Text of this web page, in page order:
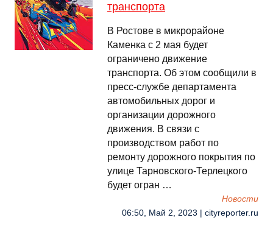
транспорта
В Ростове в микрорайоне
Каменка с 2 мая будет
ограничено движение
транспорта. Об этом сообщили в
пресс-службе департамента
автомобильных дорог и
организации дорожного
движения. В связи с
производством работ по
ремонту дорожного покрытия по
улице Тарновского-Терлецкого
будет огран …
Новости
06:50, Май 2, 2023 | cityreporter.ru